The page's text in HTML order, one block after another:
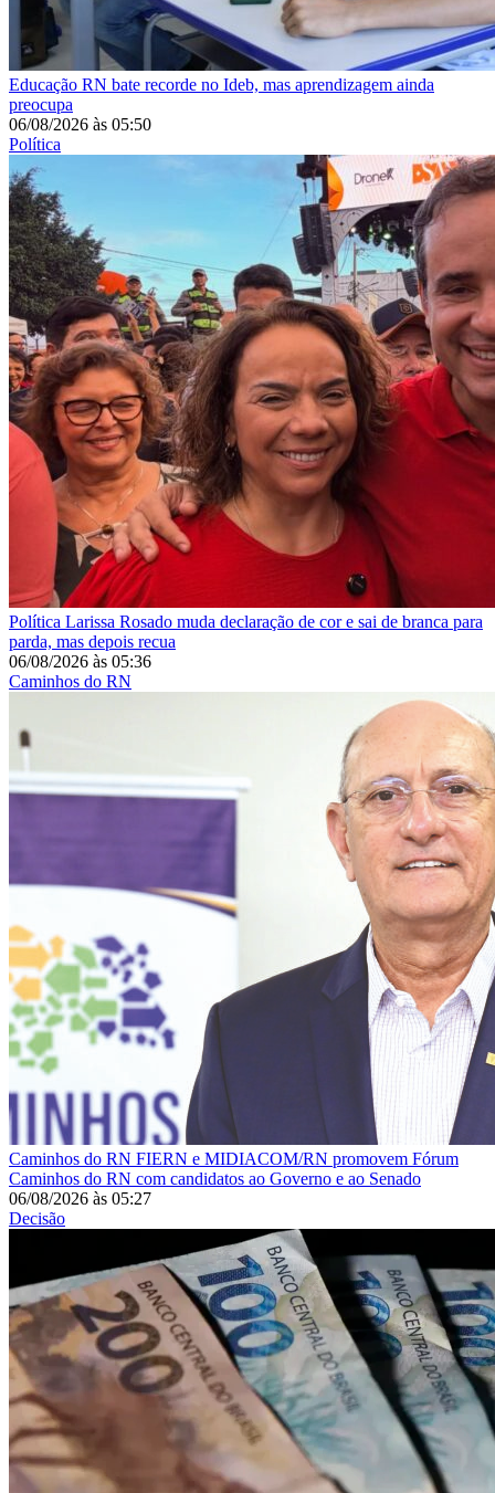
Educação RN bate recorde no Ideb, mas aprendizagem ainda
preocupa
06/08/2026 às 05:50
Política
Política Larissa Rosado muda declaração de cor e sai de branca para
parda, mas depois recua
06/08/2026 às 05:36
Caminhos do RN
Caminhos do RN FIERN e MIDIACOM/RN promovem Fórum
Caminhos do RN com candidatos ao Governo e ao Senado
06/08/2026 às 05:27
Decisão